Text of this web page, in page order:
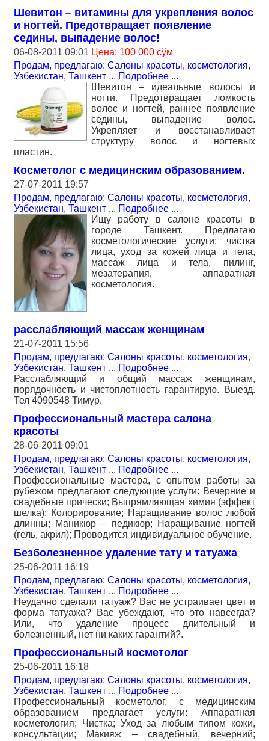
Шевитон – витамины для укрепления волос
и ногтей. Предотвращает появление
седины, выпадение волос!
06-08-2011 09:01 Цена: 100 000 сўм
Продам, предлагаю: Салоны красоты, косметология,
Узбекистан, Ташкент ... Подробнее ...
Шевитон – идеальные волосы и
ногти. Предотвращает ломкость
волос и ногтей, раннее появление
седины, выпадение волос.
Укрепляет и восстанавливает
структуру волос и ногтевых
пластин.
Косметолог с медицинским образованием.
27-07-2011 19:57
Продам, предлагаю: Салоны красоты, косметология,
Узбекистан, Ташкент ... Подробнее ...
Ищу работу в салоне красоты в
городе Ташкент. Предлагаю
косметологические услуги: чистка
лица, уход за кожей лица и тела,
массаж лица и тела, пилинг,
мезатерапия, аппаратная
косметология.
расслабляющий массаж женщинам
21-07-2011 15:56
Продам, предлагаю: Салоны красоты, косметология,
Узбекистан, Ташкент ... Подробнее ...
Расслабляющий и общий массаж женщинам,
порядочность и чистоплотность гарантирую. Выезд.
Тел 4090548 Тимур.
Профессиональный мастера салона
красоты
28-06-2011 09:01
Продам, предлагаю: Салоны красоты, косметология,
Узбекистан, Ташкент ... Подробнее ...
Профессиональные мастера, с опытом работы за
рубежом предлагают следующие услуги: Вечерние и
свадебные прически; Выпрямляющая химия (эффект
шелка); Колорирование; Наращивание волос любой
длинны; Маникюр – педикюр; Наращивание ногтей
(гель, акрил); Проводится индивидуальное обучение.
Безболезненное удаление тату и татуажа
25-06-2011 16:19
Продам, предлагаю: Салоны красоты, косметология,
Узбекистан, Ташкент ... Подробнее ...
Неудачно сделали татуаж? Вас не устраивает цвет и
форма татуажа? Вас убеждают, что это навсегда?
Или, что удаление процесс длительный и
болезненный, нет ни каких гарантий?.
Профессиональный косметолог
25-06-2011 16:18
Продам, предлагаю: Салоны красоты, косметология,
Узбекистан, Ташкент ... Подробнее ...
Профессиональный косметолог, с медицинским
образованием предлагает услуги: Аппаратная
косметология; Чистка; Уход за любым типом кожи,
консультации; Макияж – свадебный, вечерний;